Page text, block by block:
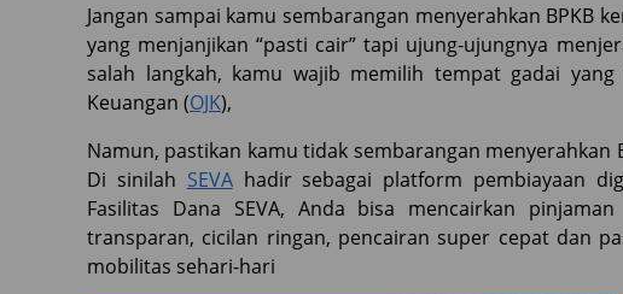
Jangan sampai kamu sembarangan menyerahkan BPKB
yang menjanjikan “pasti cair” tapi ujung-ujungnya
salah langkah, kamu wajib memilih tempat gadai
Keuangan (OJK),
Namun, pastikan kamu tidak sembarangan menyerahkan
Di sinilah SEVAhadir sebagai platform pembiayaan
Fasilitas Dana SEVA, Anda bisa mencairkan
transparan, cicilan ringan, pencairan super cepat dan
mobilitas sehari-hari